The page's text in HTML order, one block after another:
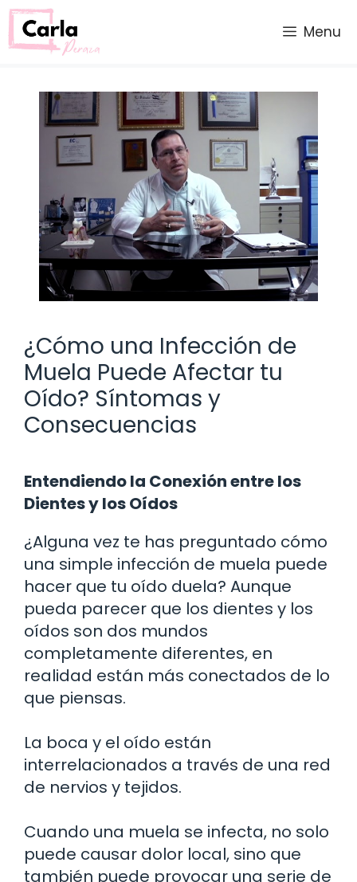
Saltar
al
contenido
Menu
¿Cómo una Infección de
Muela Puede Afectar tu
Oído? Síntomas y
Consecuencias
Entendiendo la Conexión entre los
Dientes y los Oídos
¿Alguna vez te has preguntado cómo
una simple infección de muela puede
hacer que tu oído duela? Aunque
pueda parecer que los dientes y los
oídos son dos mundos
completamente diferentes, en
realidad están más conectados de lo
que piensas.
La boca y el oído están
interrelacionados a través de una red
de nervios y tejidos.
Cuando una muela se infecta, no solo
puede causar dolor local, sino que
también puede provocar una serie de